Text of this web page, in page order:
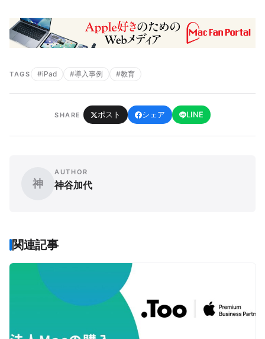
TAGS #iPad #導入事例 #教育
SHARE ポスト シェア LINE
神
AUTHOR
神谷加代
関連記事